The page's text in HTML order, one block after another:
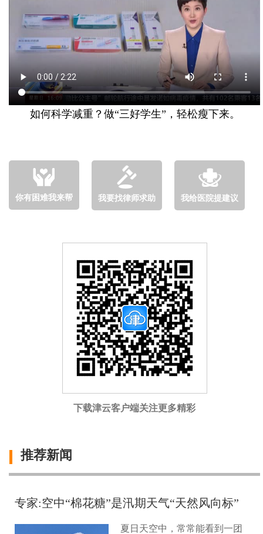
如何科学减重？做“三好学生”，轻松瘦下来。
你有困难我来帮 我要找律师求助 我给医院提建议
下载津云客户端关注更多精彩
推荐新闻
专家:空中“棉花糖”是汛期天气“天然风向标”
夏日天空中，常常能看到一团